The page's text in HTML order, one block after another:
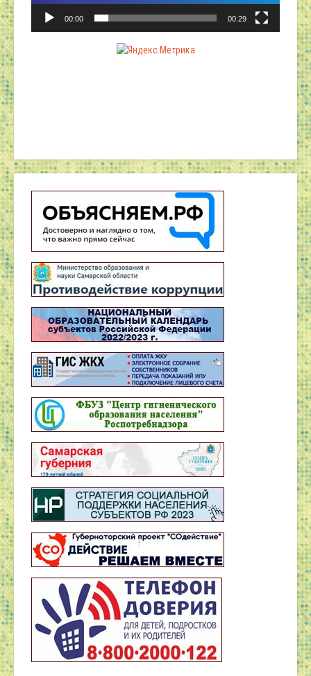
00:00 00:29